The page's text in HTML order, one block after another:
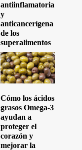
antiinflamatoria
y
anticancerígena
de los
superalimentos
Cómo los ácidos
grasos Omega-3
ayudan a
proteger el
corazón y
mejorar la